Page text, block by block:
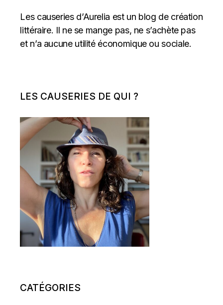
Les causeries d’Aurelia est un blog de création
littéraire. Il ne se mange pas, ne s’achète pas
et n’a aucune utilité économique ou sociale.
LES CAUSERIES DE QUI ?
CATÉGORIES